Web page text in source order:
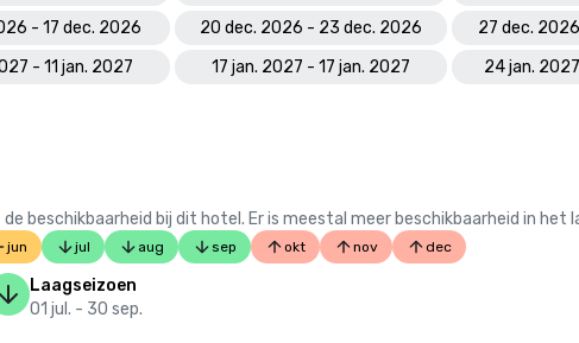
- 17 dec. 2026 20 dec. 2026 - 23 dec. 2026
27 dec.
- 11 jan. 2027 17 jan. 2027 - 17 jan. 2027
24 jan.
beschikbaarheid bij dit hotel. Er is meestal meer beschikbaarheid in het
jun jul aug sep okt nov dec
Laagseizoen
01 jul. - 30 sep.